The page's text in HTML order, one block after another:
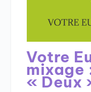
Votre
mixage
« Deux